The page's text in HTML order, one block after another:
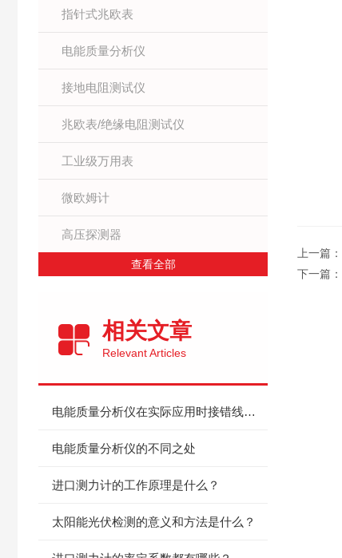
指针式兆欧表
电能质量分析仪
接地电阻测试仪
兆欧表/绝缘电阻测试仪
工业级万用表
微欧姆计
高压探测器
查看全部
相关文章
Relevant Articles
电能质量分析仪在实际应用时接错线怎么办？
电能质量分析仪的不同之处
进口测力计的工作原理是什么？
太阳能光伏检测的意义和方法是什么？
上一篇：
下一篇：